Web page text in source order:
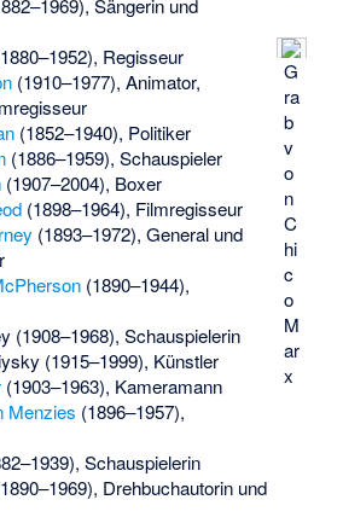
G
ra
b
v
o
n
C
hi
c
o
M
ar
x
Regisseur
(1910–1977), Animator,
(1852–1940), Politiker
(1886–1959), Schauspieler
(1907–2004), Boxer
(1898–1964), Filmregisseur
(1893–1972), General und
(1890–1944),
(1908–1968), Schauspielerin
(1915–1999), Künstler
(1903–1963), Kameramann
Menzies (1896–1957),
Schauspielerin
Drehbuchautorin und